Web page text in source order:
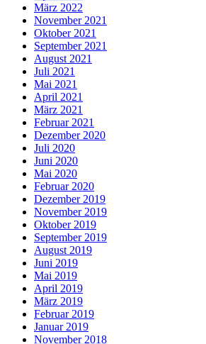
März 2022
November 2021
Oktober 2021
September 2021
August 2021
Juli 2021
Mai 2021
April 2021
März 2021
Februar 2021
Dezember 2020
Juli 2020
Juni 2020
Mai 2020
Februar 2020
Dezember 2019
November 2019
Oktober 2019
September 2019
August 2019
Juni 2019
Mai 2019
April 2019
März 2019
Februar 2019
Januar 2019
November 2018